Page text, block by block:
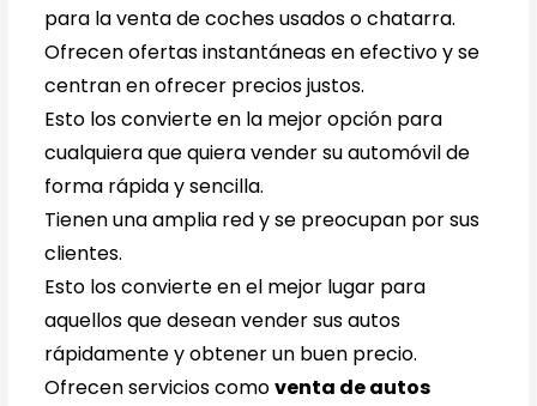
para la venta de coches usados o chatarra.
Ofrecen ofertas instantáneas en efectivo y se
centran en ofrecer precios justos.
Esto los convierte en la mejor opción para
cualquiera que quiera vender su automóvil de
forma rápida y sencilla.
Tienen una amplia red y se preocupan por sus
clientes.
Esto los convierte en el mejor lugar para
aquellos que desean vender sus autos
rápidamente y obtener un buen precio.
Ofrecen servicios comoventa de autos